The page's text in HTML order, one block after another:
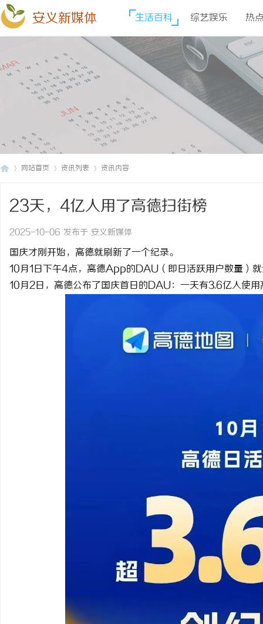
安义新媒体 生活百科 综艺娱乐 热
网站首页 资讯列表 资讯内容
23天，4亿人用了高德扫街榜
2025-10-06 发布于 安义新媒体
国庆才刚开始，高德就刷新了一个纪录。
10月1日下午4点，高德App的DAU（即日活跃用户数量）
10月2日，高德公布了国庆首日的DAU：一天有3.6亿人使用
全面解析2828电影网：
观看平台